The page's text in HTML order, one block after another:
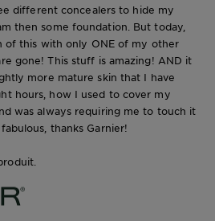
different concealers to hide my
then some foundation. But today,
of this with only ONE of my other
gone! This stuff is amazing! AND it
more mature skin that I have
hours, how I used to cover my
was always requiring me to touch it
thanks Garnier!